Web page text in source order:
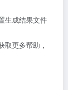
生成结果文件
取更多帮助，